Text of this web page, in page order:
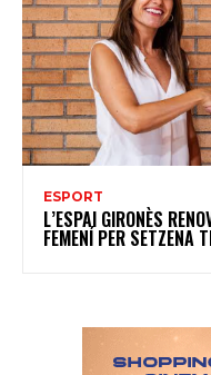
ESPORT
L’ESPAI GIRONÈS
FEMENÍ PER SETZENA